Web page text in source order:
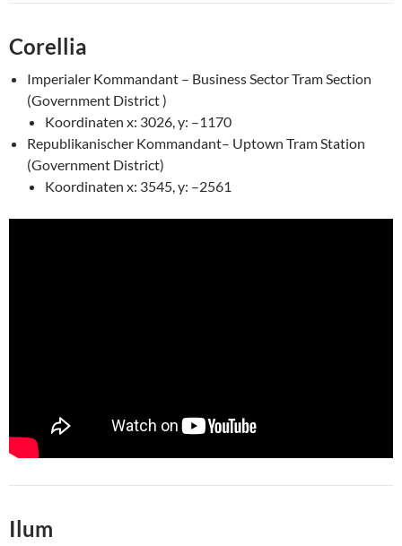
Corellia
Imperialer Kommandant – Business Sector Tram Section
(Government District )
Koordinaten x: 3026, y: –1170
Republikanischer Kommandant– Uptown Tram Station
(Government District)
Koordinaten x: 3545, y: –2561
Ilum